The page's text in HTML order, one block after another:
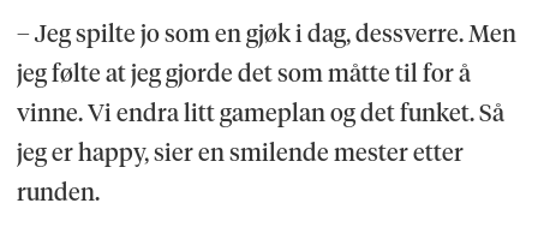
– Jeg spilte jo som en gjøk i dag, dessverre. Men
jeg følte at jeg gjorde det som måtte til for å
vinne. Vi endra litt gameplan og det funket. Så
jeg er happy, sier en smilende mester etter
runden.